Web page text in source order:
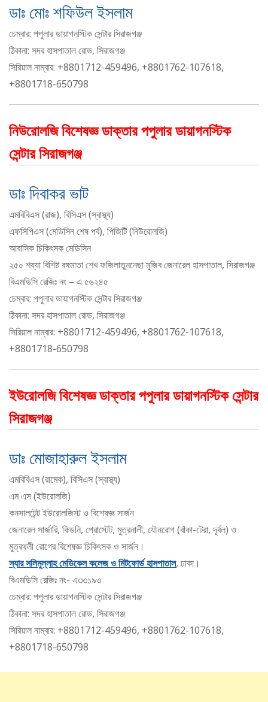
ডাঃ মোঃ শফিউল ইসলাম
চেম্বার: পপুলার ডায়াগনস্টিক সেন্টার সিরাজগঞ্জ
ঠিকানা: সদর হাসপাতাল রোড, সিরাজগঞ্জ
সিরিয়াল নাম্বার: +8801712-459496, +8801762-107618,
+8801718-650798
নিউরোলজি বিশেষজ্ঞ ডাক্তার পপুলার ডায়াগনস্টিক
সেন্টার সিরাজগঞ্জ
ডাঃ দিবাকর ভাট
এমবিবিএস (রাজ), বিসিএস (স্বাস্থ্য)
এফসিপিএস (মেডিসিন শেষ পর্ব), পিজিটি (নিউরোলজি)
আবাসিক চিকিৎসক মেডিসিন
২৫০ শয্যা বিশিষ্ট বঙ্গমাতা শেখ ফজিলাতুননেছা মুজিব জেনারেল হাসপাতাল, সিরাজগঞ্জ
বিএমডিসি রেজিঃ নং – এ ৫৬২৪৫
চেম্বার: পপুলার ডায়াগনস্টিক সেন্টার সিরাজগঞ্জ
ঠিকানা: সদর হাসপাতাল রোড, সিরাজগঞ্জ
সিরিয়াল নাম্বার: +8801712-459496, +8801762-107618,
+8801718-650798
ইউরোলজি বিশেষজ্ঞ ডাক্তার পপুলার ডায়াগনস্টিক সেন্টার
সিরাজগঞ্জ
ডাঃ মোজাহারুল ইসলাম
এমবিবিএস (রামেক), বিসিএস (স্বাস্থ্য)
এম এস (ইউরোলজি)
কনসালটেন্ট ইউরোলজিস্ট ও বিশেষজ্ঞ সার্জন
জেনারেল সার্জারি, কিডনি, প্রোস্টেট, মুত্রনালী, যৌনরোগ (বাঁকা-টেরা, দূর্বল) ও
মুত্রথলী রোগের বিশেষজ্ঞ চিকিৎসক ও সার্জন।
স্যার সলিমুল্লাহ মেডিকেল কলেজ ও মিটফোর্ড হাসপাতাল, ঢাকা।
বিএমডিসি রেজিঃ নং- এ৩৩১৯৩
চেম্বার: পপুলার ডায়াগনস্টিক সেন্টার সিরাজগঞ্জ
ঠিকানা: সদর হাসপাতাল রোড, সিরাজগঞ্জ
সিরিয়াল নাম্বার: +8801712-459496, +8801762-107618,
+8801718-650798